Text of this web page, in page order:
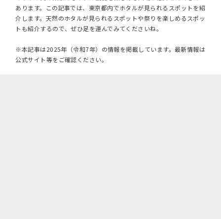
あります。この記事では、東京都内でホタルが見られるスポットを紹
介します。天然のホタルが見られるスポットや祭りを楽しめるスポッ
トも紹介するので、ぜひ足を運んでみてくださいね。
※本記事は2025年（令和7年）の情報を掲載しています。最新情報は
公式サイト等をご確認ください。